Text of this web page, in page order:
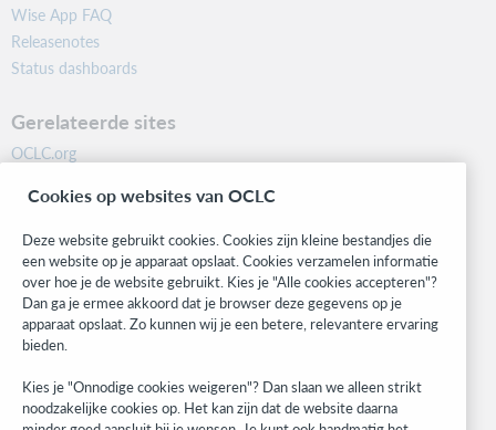
Wise App FAQ
Releasenotes
Status dashboards
Gerelateerde sites
OCLC.org
Community
Research
WebJunction
Developer Network
Blijf op de hoogte
Ontvang de laatste informatie over onze producten, onderzoeken,
evenementen en nog veel meer.
Cookies op websites van OCLC
Deze website gebruikt cookies. Cookies zijn kleine bestandjes die
een website op je apparaat opslaat. Cookies verzamelen informatie
over hoe je de website gebruikt. Kies je "Alle cookies accepteren"?
Dan ga je ermee akkoord dat je browser deze gegevens op je
apparaat opslaat. Zo kunnen wij je een betere, relevantere ervaring
bieden.
Kies je "Onnodige cookies weigeren"? Dan slaan we alleen strikt
noodzakelijke cookies op. Het kan zijn dat de website daarna